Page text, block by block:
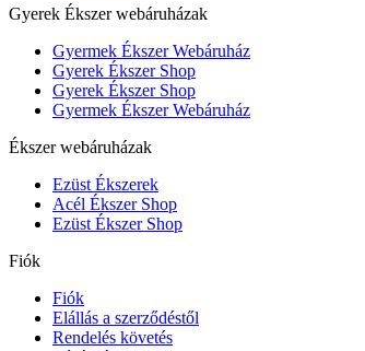
Gyerek Ékszer webáruházak
Gyermek Ékszer Webáruház
Gyerek Ékszer Shop
Gyerek Ékszer Shop
Gyermek Ékszer Webáruház
Ékszer webáruházak
Ezüst Ékszerek
Acél Ékszer Shop
Ezüst Ékszer Shop
Fiók
Fiók
Elállás a szerződéstől
Rendelés követés